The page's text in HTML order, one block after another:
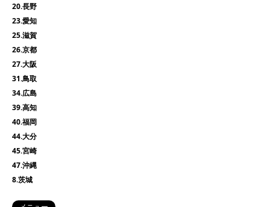
20.長野
23.愛知
25.滋賀
26.京都
27.大阪
31.鳥取
34.広島
39.高知
40.福岡
44.大分
45.宮崎
47.沖縄
8.茨城